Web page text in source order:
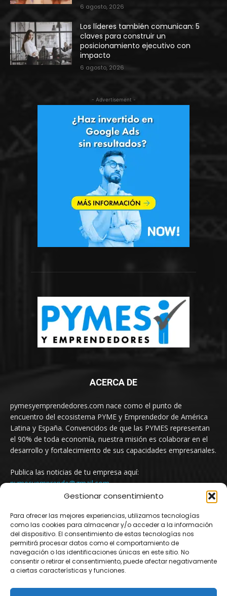
Gestionar consentimiento
Para ofrecer las mejores experiencias, utilizamos tecnologías
como las cookies para almacenar y/o acceder a la información
del dispositivo. El consentimiento de estas tecnologías nos
permitirá procesar datos como el comportamiento de
navegación o las identificaciones únicas en este sitio. No
consentir o retirar el consentimiento, puede afectar negativamente
a ciertas características y funciones.
6 agosto, 2026
Los líderes también comunican: 5
claves para construir un
posicionamiento ejecutivo con
impacto
6 agosto, 2026
- Advertisement -
ACERCA DE
pymesyemprendedores.com nace como el punto de
encuentro del ecosistema PYME y Emprendedor de América
Latina y España. Convencidos de que las PYMES representan
el 90% de toda economía, nuestra misión es colaborar en el
desarrollo y fortalecimiento de sus capacidades empresariales.
Publica las noticias de tu empresa aquí:
pymesyemprende@gmail.com
SÍGUENOS